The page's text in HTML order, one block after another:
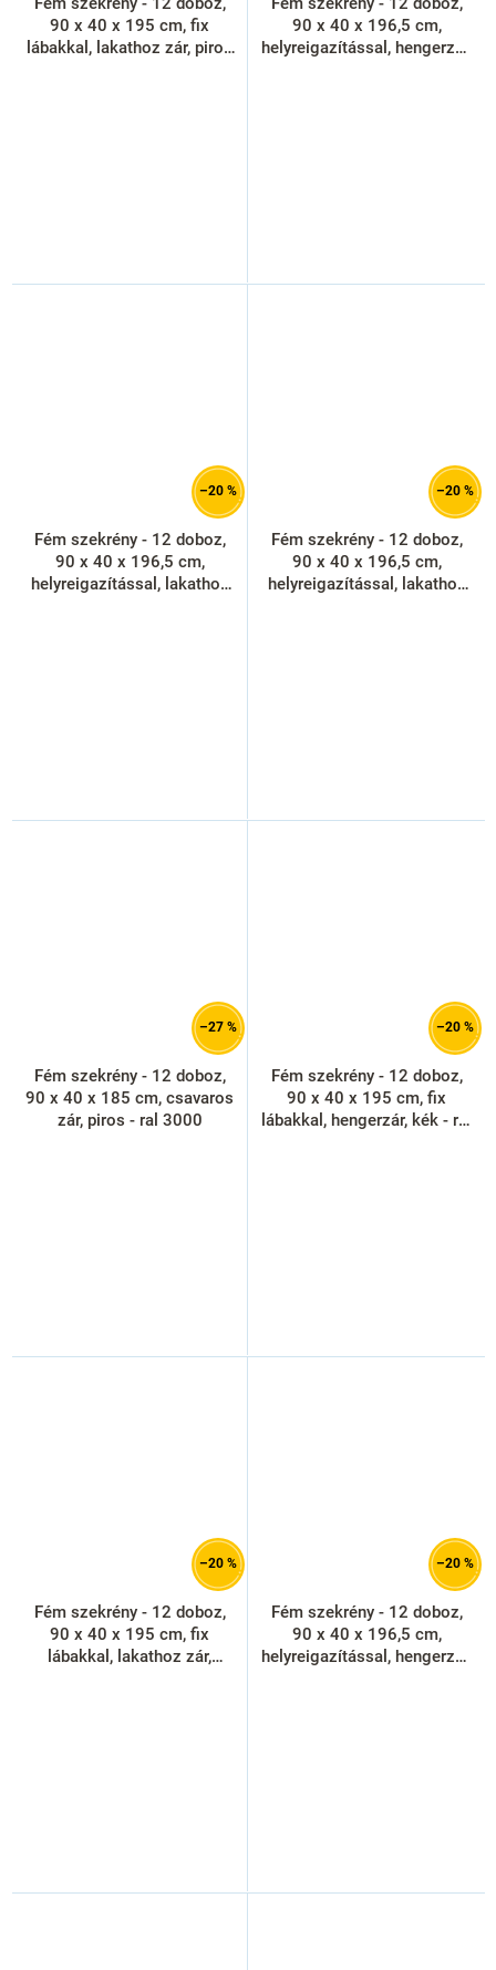
90 x 40 x 195 cm, fix
lábakkal, lakathoz zár, piros
90 x 40 x 196,5 cm,
helyreigazítással, hengerzár,
–20 %
Fém szekrény - 12 doboz,
90 x 40 x 196,5 cm,
helyreigazítással, lakathoz
–20 %
Fém szekrény - 12 doboz,
90 x 40 x 196,5 cm,
helyreigazítással, lakathoz
–27 %
Fém szekrény - 12 doboz,
90 x 40 x 185 cm, csavaros
zár, piros - ral 3000
–20 %
Fém szekrény - 12 doboz,
90 x 40 x 195 cm, fix
lábakkal, hengerzár, kék - ral
–20 %
Fém szekrény - 12 doboz,
90 x 40 x 195 cm, fix
lábakkal, lakathoz zár,
–20 %
Fém szekrény - 12 doboz,
90 x 40 x 196,5 cm,
helyreigazítással, hengerzár,